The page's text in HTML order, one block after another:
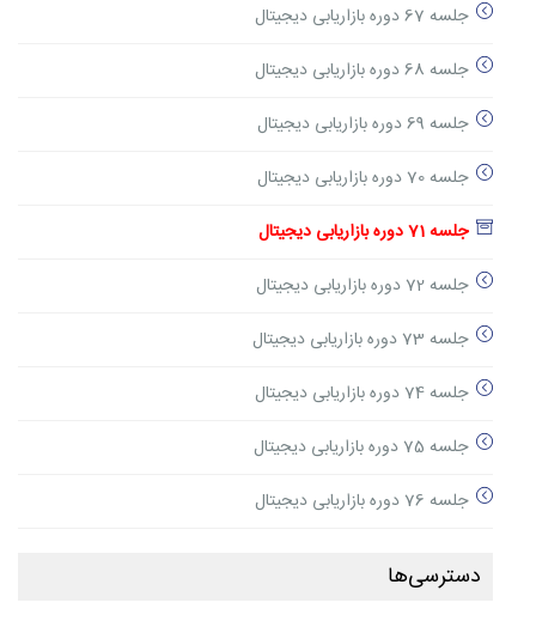
جلسه 67 دوره بازاریابی دیجیتال
جلسه 68 دوره بازاریابی دیجیتال
جلسه 69 دوره بازاریابی دیجیتال
جلسه 70 دوره بازاریابی دیجیتال
جلسه 71 دوره بازاریابی دیجیتال
جلسه 72 دوره بازاریابی دیجیتال
جلسه 73 دوره بازاریابی دیجیتال
جلسه 74 دوره بازاریابی دیجیتال
جلسه 75 دوره بازاریابی دیجیتال
جلسه 76 دوره بازاریابی دیجیتال
دسترسی‌ها